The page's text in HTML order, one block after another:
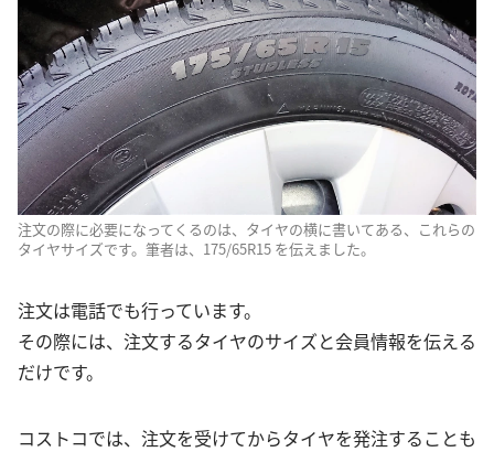
注文の際に必要になってくるのは、タイヤの横に書いてある、これらの
タイヤサイズです。筆者は、175/65R15 を伝えました。
注文は電話でも行っています。
その際には、注文するタイヤのサイズと会員情報を伝える
だけです。
コストコでは、注文を受けてからタイヤを発注することも